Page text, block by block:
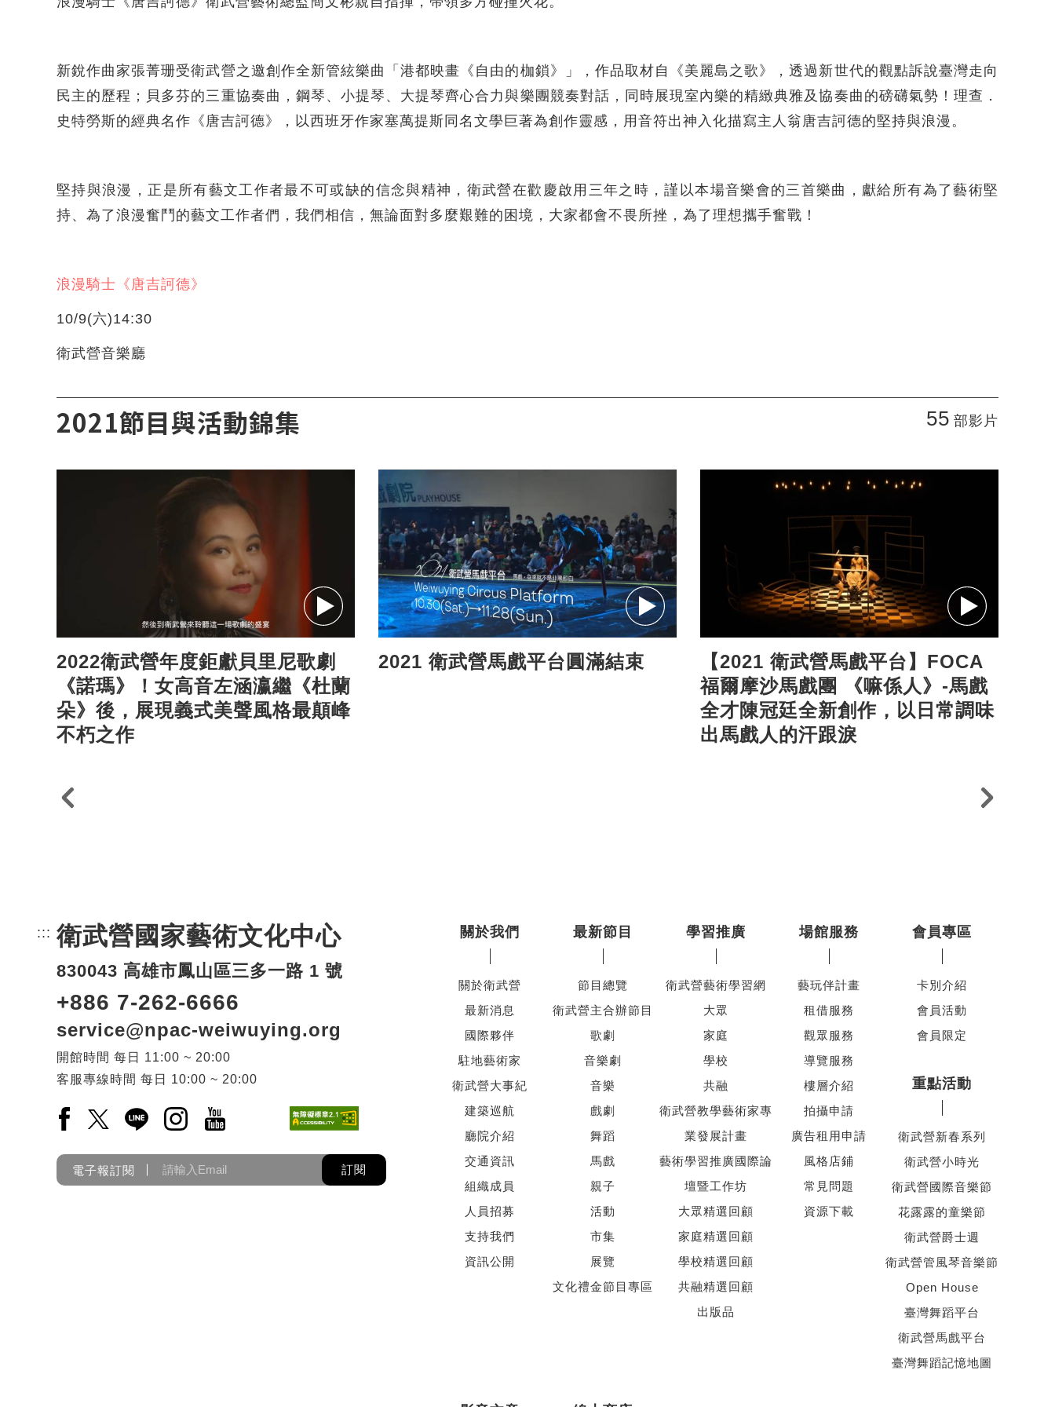
新銳作曲家張菁珊受衛武營之邀創作全新管絃樂曲「港都映畫《自由的枷鎖》」，作品取材自《美麗島之歌》，透過新世代的觀點訴說臺灣走向
民主的歷程；貝多芬的三重協奏曲，鋼琴、小提琴、大提琴齊心合力與樂團競奏對話，同時展現室內樂的精緻典雅及協奏曲的磅礴氣勢！理查．
史特勞斯的經典名作《唐吉訶德》，以西班牙作家塞萬提斯同名文學巨著為創作靈感，用音符出神入化描寫主人翁唐吉訶德的堅持與浪漫。
堅持與浪漫，正是所有藝文工作者最不可或缺的信念與精神，衛武營在歡慶啟用三年之時，謹以本場音樂會的三首樂曲，獻給所有為了藝術堅
持、為了浪漫奮鬥的藝文工作者們，我們相信，無論面對多麼艱難的困境，大家都會不畏所挫，為了理想攜手奮戰！
浪漫騎士《唐吉訶德》
10/9(六)14:30
衛武營音樂廳
2021節目與活動錦集 55 部影片
2022衛武營年度鉅獻貝里尼歌劇
《諾瑪》！女高音左涵瀛繼《杜蘭
朵》後，展現義式美聲風格最顛峰
不朽之作
2021 衛武營馬戲平台圓滿結束
【2021 衛武營馬戲平台】FOCA
福爾摩沙馬戲團 《嘛係人》-馬戲
全才陳冠廷全新創作，以日常調味
出馬戲人的汗跟淚
::: 頁尾網站資訊。
衛武營國家藝術文化中心
830043 高雄市鳳山區三多一路 1 號
+886 7-262-6666
service@npac-weiwuying.org
開館時間 每日
11:00 ~ 20:00
客服專線時間 每日 10:00 ~ 20:00
Facebook(另開新視窗)
X(另開新視窗)
LINE(另開新視窗)
Instagram(另開新視窗)
YouTube(另開新視窗)
電子報訂閱 訂閱
關於我們
關於衛武營
最新消息
國際夥伴
駐地藝術家
衛武營大事紀
建築巡航
廳院介紹
交通資訊
組織成員
人員招募
支持我們
資訊公開
最新節目
節目總覽
衛武營主合辦節目
歌劇
音樂劇
音樂
戲劇
舞蹈
馬戲
親子
活動
市集
展覽
文化禮金節目專區
學習推廣
衛武營藝術學習網
大眾
家庭
學校
共融
衛武營教學藝術家專
業發展計畫
藝術學習推廣國際論
壇暨工作坊
大眾精選回顧
家庭精選回顧
學校精選回顧
共融精選回顧
出版品
場館服務
藝玩伴計畫
租借服務
觀眾服務
導覽服務
樓層介紹
拍攝申請
廣告租用申請
風格店鋪
常見問題
資源下載
會員專區
卡別介紹
會員活動
會員限定
重點活動
衛武營新春系列
衛武營小時光
衛武營國際音樂節
花露露的童樂節
衛武營爵士週
衛武營管風琴音樂節
Open House
臺灣舞蹈平台
衛武營馬戲平台
臺灣舞蹈記憶地圖